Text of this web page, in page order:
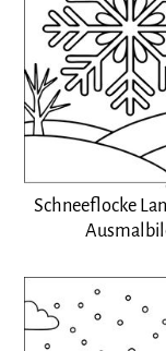
Schneeflocke